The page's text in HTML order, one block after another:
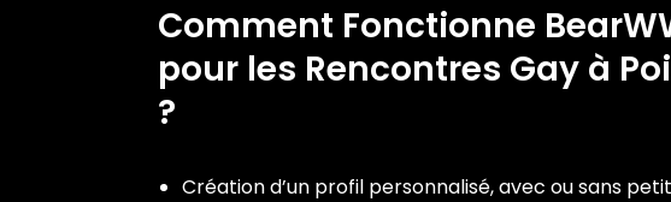
Comment Fonctionne
pour les Rencontres Gay à
?
Création d’un profil personnalisé, avec ou sans